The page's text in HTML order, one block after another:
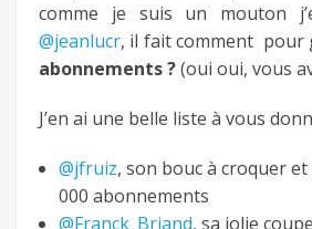
comme je suis un mouton
@jeanlucr, il fait comment pour
abonnements ?(oui oui, vous
J’en ai une belle liste à vous
@jfruiz, son bouc à croquer
000 abonnements
@Franck_Briand, sa jolie